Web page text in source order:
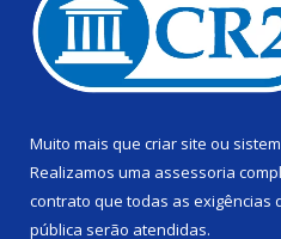
Muito mais que criar site ou
Realizamos uma assessoria
contrato que todas as exigências
pública serão atendidas.